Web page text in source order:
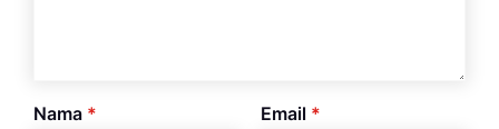
Nama * Email *